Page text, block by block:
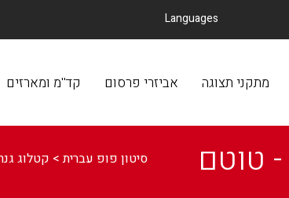
Languages
מתקני תצוגהמתקני תצוגה
אביזרי פרסום אביזרי פרסום
קד''מ ומארזים
- טוטם סיטון פופ עברית> קטלוג